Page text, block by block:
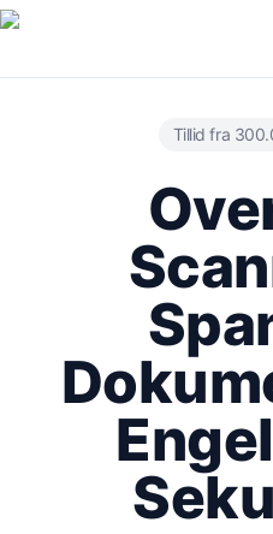
Tillid fra